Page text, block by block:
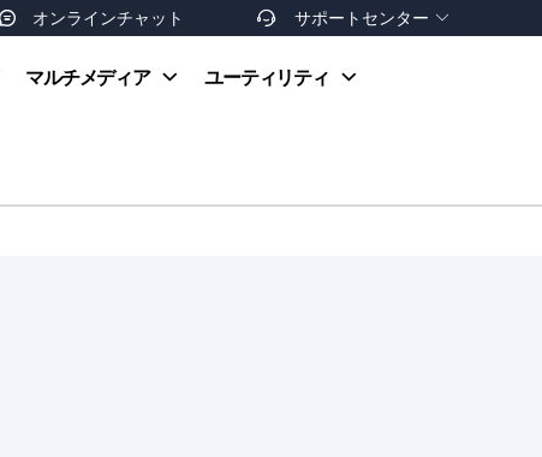
オンラインチャット  サポートセンター 
お支払い方法
マルチメディア ユーティリティ